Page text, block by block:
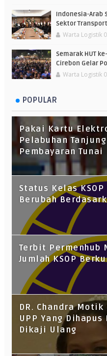
Indonesia-Arab
Sektor
Warta Logistik
Semarak HUT
Cirebon Gelar
Warta Logistik
POPULAR
Pakai Kartu
Pelabuhan
Pembayaran Tunai
Status Kelas KSOP
Berubah
Terbit Permenhub
Jumlah KSOP
DR. Chandra Motik
UPP Yang
Dikaji Ulang